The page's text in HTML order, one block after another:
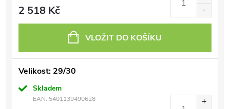
2 518 Kč
VLOŽIT DO KOŠÍKU
Velikost: 29/30
Skladem
EAN: 5401139490628